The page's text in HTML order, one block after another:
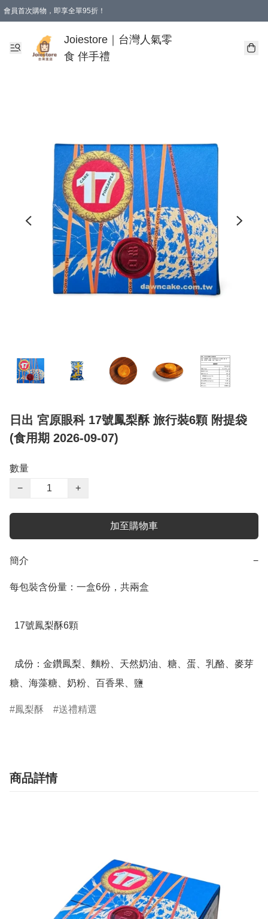
會員首次購物，即享全單95折！
購物滿 HKD 350.00即享免運費優惠！（適用於 本地送貨、本地取貨 )
Joiestore｜台灣人氣零
食 伴手禮
日出 宮原眼科 17號鳳梨酥 旅行裝6顆 附提袋
(食用期 2026-09-07)
數量
−
+
加至購物車
簡介 −
每包裝含份量：一盒6份，共兩盒
糖、海藻糖、奶粉、百香果、鹽
鳳梨酥 送禮精選
商品詳情